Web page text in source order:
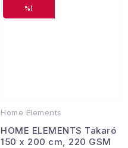
Home Elements
HOME ELEMENTS Takaró
150 x 200 cm, 220 GSM
%)